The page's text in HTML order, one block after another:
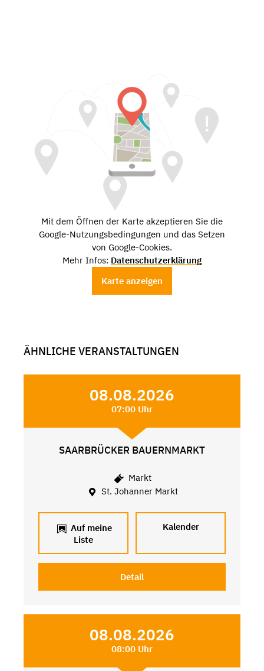
Mit dem Öffnen der Karte akzeptieren Sie die
Google-Nutzungsbedingungen und das Setzen
von Google-Cookies.
Mehr Infos: Datenschutzerklärung
Karte anzeigen
ÄHNLICHE VERANSTALTUNGEN
08.08.2026
07:00 Uhr
SAARBRÜCKER BAUERNMARKT
Markt
St. Johanner Markt
Auf meine
Liste
Kalender
Detail
08.08.2026
08:00 Uhr